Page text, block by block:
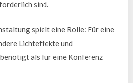
sind.
spielt eine Rolle: Für eine
Lichteffekte und
als für eine Konferenz